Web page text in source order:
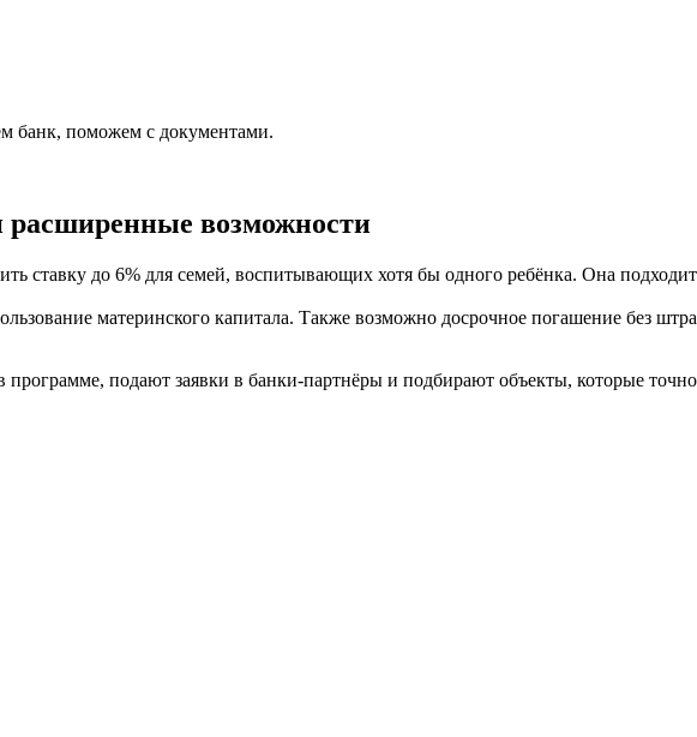
банк, поможем с документами.
расширенные возможности
ставку до 6% для семей, воспитывающих хотя бы одного ребёнка. Она
материнского капитала. Также возможно досрочное погашение без
подают заявки в банки-партнёры и подбирают объекты, которые